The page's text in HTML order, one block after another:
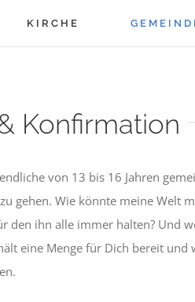
KIRCHE
Konfirmation
von 13 bis 16 Jahren
gehen. Wie könnte meine Welt
den ihn alle immer halten? Und
eine Menge für Dich bereit und